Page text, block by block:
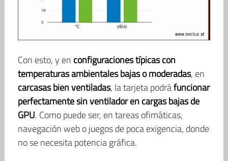
Con esto, y en configuraciones típicas con
temperaturas ambientales bajas o moderadas, en
carcasas bien ventiladas, la tarjeta podráfuncionar
perfectamente sin ventilador en cargas bajas de
GPU. Como puede ser, en tareas ofimáticas,
navegación web o juegos de poca exigencia, donde
no se necesita potencia gráfica.